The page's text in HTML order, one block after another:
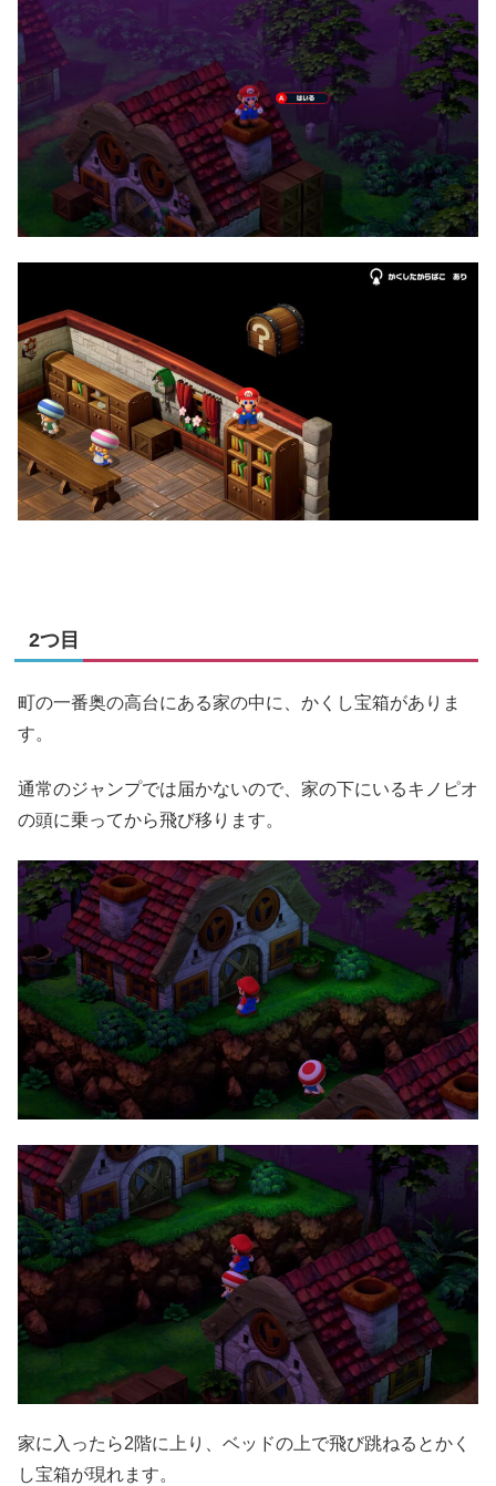
2つ目
町の一番奥の高台にある家の中に、かくし宝箱がありま
す。
通常のジャンプでは届かないので、家の下にいるキノピオ
の頭に乗ってから飛び移ります。
家に入ったら2階に上り、ベッドの上で飛び跳ねるとかく
し宝箱が現れます。